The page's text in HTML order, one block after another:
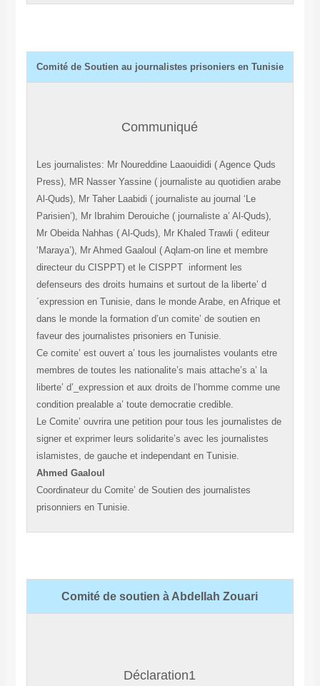
Comité de Soutien au journalistes prisoniers en Tunisie
Communiqué
Les journalistes: Mr Noureddine Laaouididi ( Agence Quds
Press), MR Nasser Yassine ( journaliste au quotidien arabe
Al-Quds), Mr Taher Laabidi ( journaliste au journal ‘Le
Parisien’), Mr Ibrahim Derouiche ( journaliste a’ Al-Quds),
Mr Obeida Nahhas ( Al-Quds), Mr Khaled Trawli ( editeur
‘Maraya’), Mr Ahmed Gaaloul ( Aqlam-on line et membre
directeur du CISPPT) et le CISPPT informent les
defenseurs des droits humains et surtout de la liberte’ d
´expression en Tunisie, dans le monde Arabe, en Afrique et
dans le monde la formation d’un comite’ de soutien en
faveur des journalistes prisoniers en Tunisie.
Ce comite’ est ouvert a’ tous les journalistes voulants etre
membres de toutes les nationalite’s mais attache’s a’ la
liberte’ d’_expression et aux droits de l’homme comme une
condition prealable a’ toute democratie credible.
Le Comite’ ouvrira une petition pour tous les journalistes de
signer et exprimer leurs solidarite’s avec les journalistes
islamistes, de gauche et independant en Tunisie.
Ahmed Gaaloul
Coordinateur du Comite’ de Soutien des journalistes
prisonniers en Tunisie.
Comité de soutien à Abdellah Zouari
Déclaration1